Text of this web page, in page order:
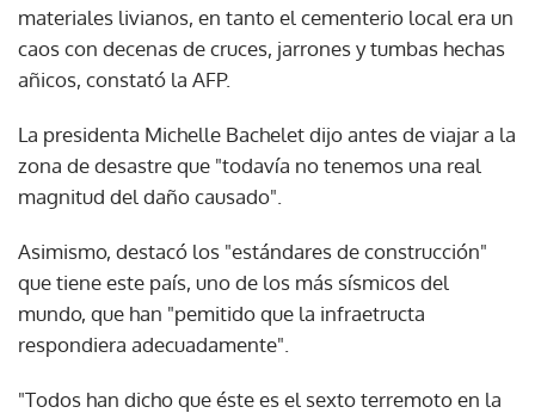
materiales livianos, en tanto el cementerio local era un
caos con decenas de cruces, jarrones y tumbas hechas
añicos, constató la AFP.
La presidenta Michelle Bachelet dijo antes de viajar a la
zona de desastre que "todavía no tenemos una real
magnitud del daño causado".
Asimismo, destacó los "estándares de construcción"
que tiene este país, uno de los más sísmicos del
mundo, que han "pemitido que la infraetructa
respondiera adecuadamente".
"Todos han dicho que éste es el sexto terremoto en la